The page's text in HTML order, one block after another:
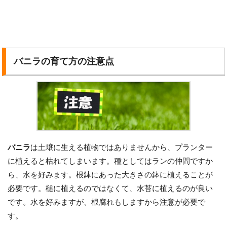
バニラの育て方の注意点
バニラは土壌に生える植物ではありませんから、プランター
に植えると枯れてしまいます。種としてはランの仲間ですか
ら、水を好みます。根鉢にあった大きさの鉢に植えることが
必要です。槌に植えるのではなくて、水苔に植えるのが良い
です。水を好みますが、根腐れもしますから注意が必要で
す。